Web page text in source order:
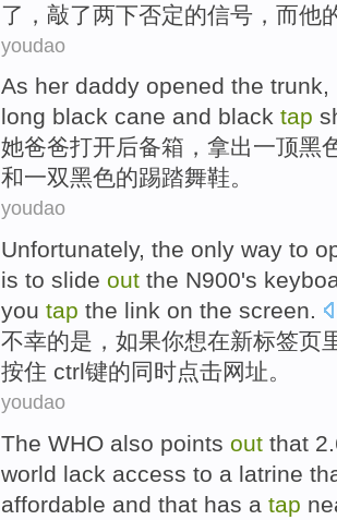
了， 敲了两下否定的信号，而他
youdao
As her daddy opened the trunk,
long black cane and black tap
她爸爸打开后备箱 ， 拿出一顶黑
和一双黑色的踢踏舞鞋。
youdao
Unfortunately, the only way to
is to slide out the N900's
you tap the link on the screen.
不幸的是 ，如果你想在新标签页
按住 ctrl键的同时点击网址。
youdao
The WHO also points out that
world lack access to a latrine
affordable and that has a tap